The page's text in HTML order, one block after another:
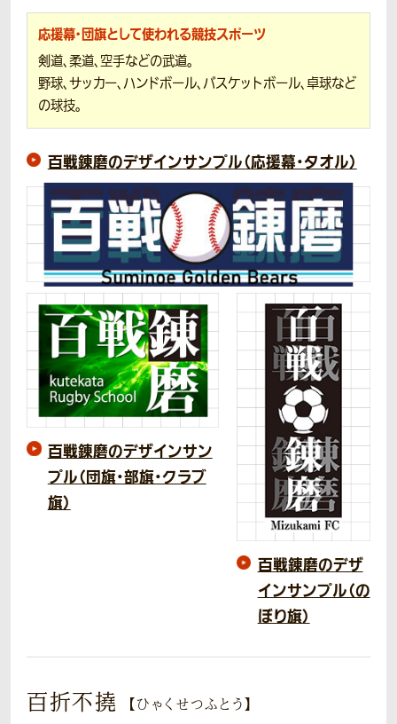
応援幕・団旗として使われる競技スポーツ
剣道、柔道、空手などの武道。
野球、サッカー、ハンドボール、バスケットボール、卓球など
の球技。
百戦錬磨のデザインサンプル（応援幕・タオル）
百戦錬磨のデザインサン
プル（団旗・部旗・クラブ
旗）
百戦錬磨のデザ
インサンプル（の
ぼり旗）
百折不撓 【ひゃくせつふとう】